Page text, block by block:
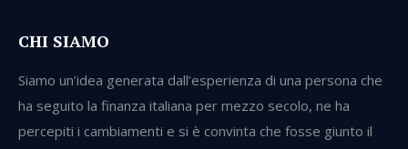
CHI SIAMO
Siamo un’idea generata dall’esperienza di una persona che
ha seguito la finanza italiana per mezzo secolo, ne ha
percepiti i cambiamenti e si è convinta che fosse giunto il